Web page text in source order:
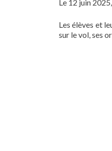
Le 12 juin
Les élèves et
sur le vol, ses